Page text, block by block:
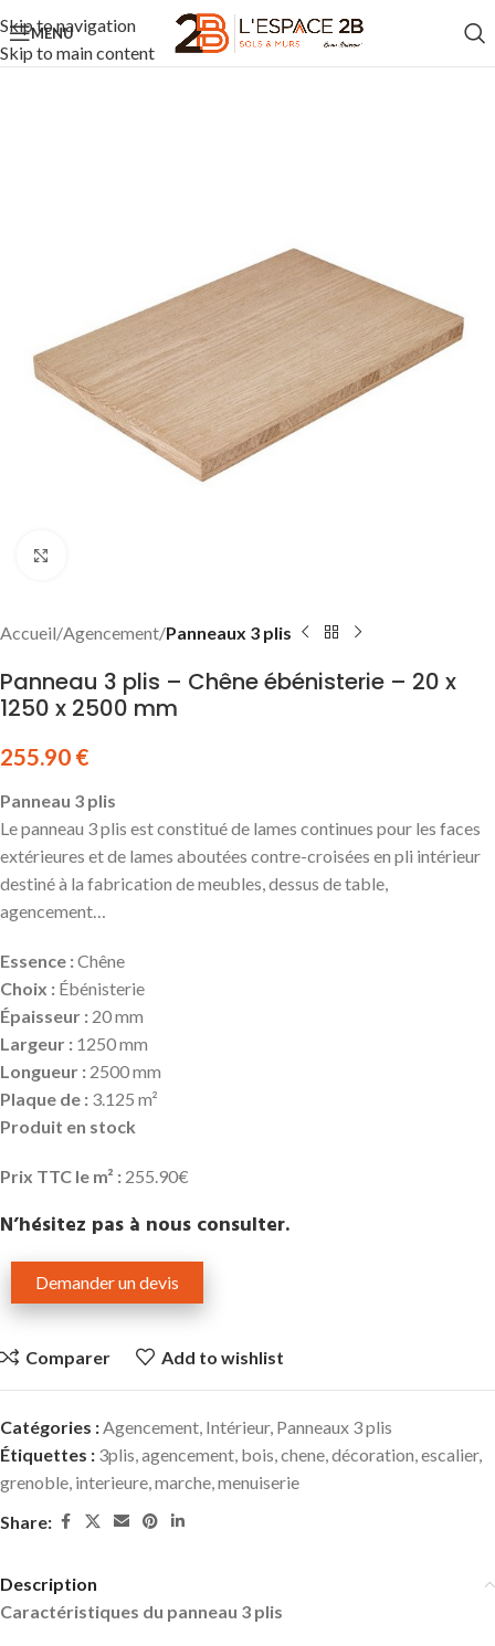
Skip to navigation
Skip to main content
MENU
Accueil Agencement Panneaux 3 plis
Panneau 3 plis – Chêne ébénisterie – 20 x
1250 x 2500 mm
255.90 €
Panneau 3 plis
Le panneau 3 plis est constitué de lames continues pour les faces
extérieures et de lames aboutées contre-croisées en pli intérieur
destiné à la fabrication de meubles, dessus de table,
agencement…
Essence :Chêne
Choix : Ébénisterie
Épaisseur : 20 mm
Largeur : 1250 mm
Longueur : 2500 mm
Plaque de : 3.125 m²
Produit en stock
Prix TTC le m² : 255.90€
N’hésitez pas à nous consulter.
Demander un devis
Comparer Add to wishlist
Catégories :Agencement, Intérieur, Panneaux 3 plis
Étiquettes : 3plis,agencement, bois,chene,décoration,escalier,
grenoble, interieure,marche,menuiserie
Share:
Description
Caractéristiques du panneau 3 plis